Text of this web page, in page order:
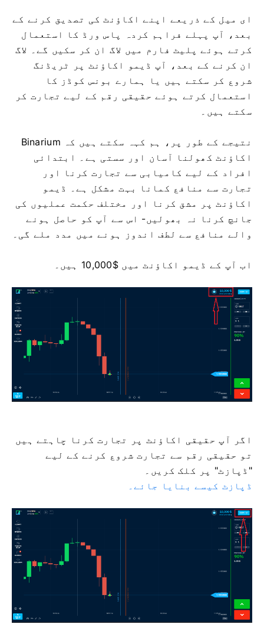
ای میل کے ذریعے اپنے اکاؤنٹ کی تصدیق کرنے کے
بعد، آپ پہلے فراہم کردہ پاس ورڈ کا استعمال
کرتے ہوئے پلیٹ فارم میں لاگ ان کر سکیں گے۔ لاگ
ان کرنے کے بعد، آپ ڈیمو اکاؤنٹ پر ٹریڈنگ
شروع کر سکتے ہیں یا ہمارے بونس کوڈز کا
استعمال کرتے ہوئے حقیقی رقم کے لیے تجارت کر
سکتے ہیں۔
نتیجے کے طور پر، ہم کہہ سکتے ہیں کہ Binarium
اکاؤنٹ کھولنا آسان اور سستی ہے۔ ابتدائی
افراد کے لیے کامیابی سے تجارت کرنا اور
تجارت سے منافع کمانا بہت مشکل ہے۔ ڈیمو
اکاؤنٹ پر مشق کرنا اور مختلف حکمت عملیوں کی
جانچ کرنا نہ بھولیں- اس سے آپ کو حاصل ہونے
والے منافع سے لطف اندوز ہونے میں مدد ملے گی۔
اب آپ کے ڈیمو اکاؤنٹ میں $10,000 ہیں۔
اگر آپ حقیقی اکاؤنٹ پر تجارت کرنا چاہتے ہیں
تو حقیقی رقم سے تجارت شروع کرنے کے لیے
"ڈپازٹ" پر کلک کریں۔
ڈپازٹ کیسے بنایا جائے۔